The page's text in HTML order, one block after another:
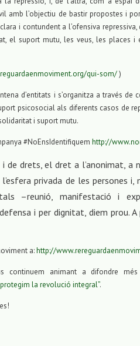
amb l’objectiu de bastir propostes i
i contundent a l’ofensiva
el suport mutu, les veus, les places i
qui-som/)
d’entitats i s’organitza a través
psicosocial als diferents casos de
i suport mutu.
#NoEnsIdentifiquem http://
de drets, el dret a l’anonimat, a
privada de les persones i,
–reunió, manifestació i
i per dignitat, diem prou. A
a:http://
continuem animant a difondre
la revolució integral”.